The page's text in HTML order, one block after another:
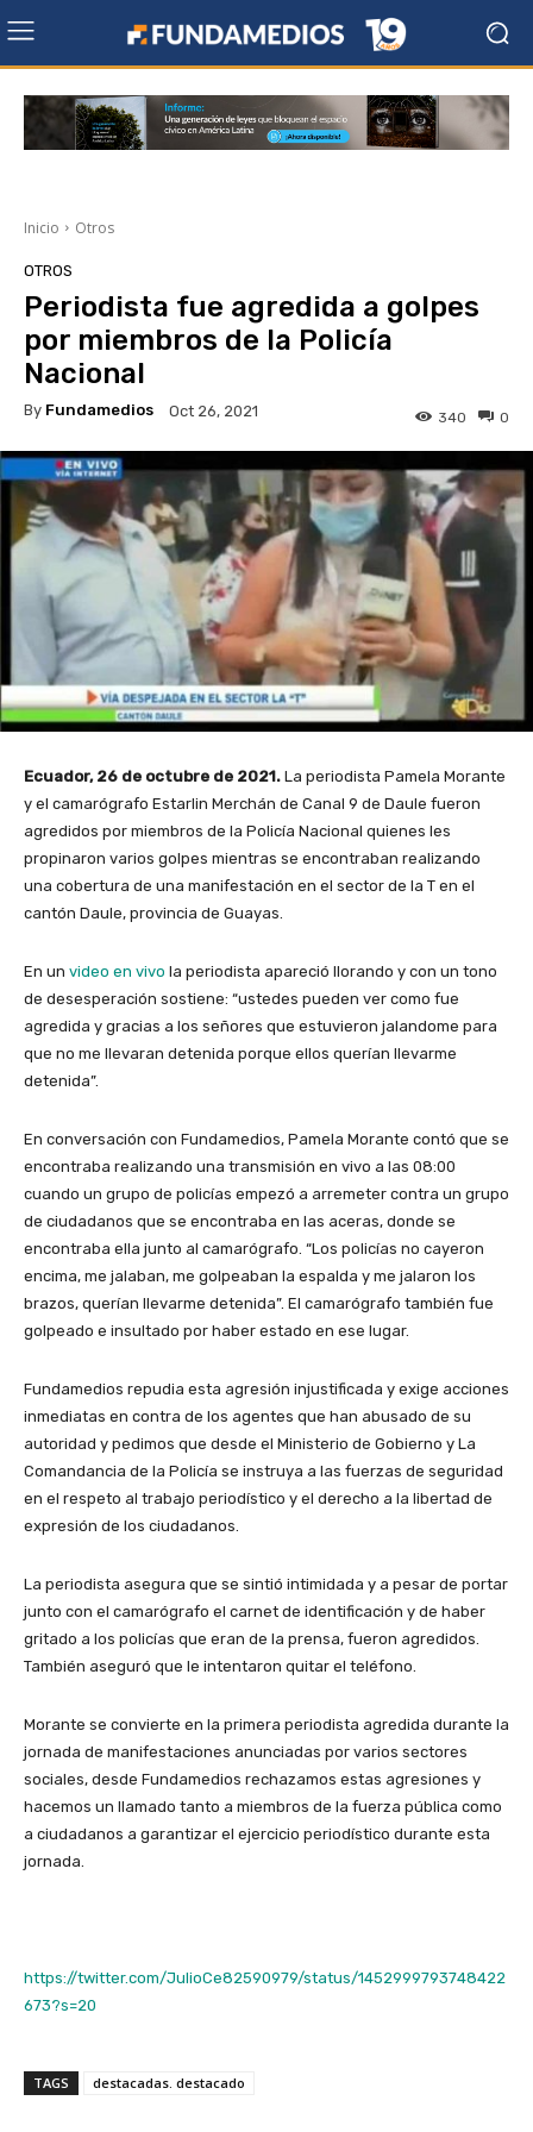
Inicio Otros
OTROS
Periodista fue agredida a golpes
por miembros de la Policía
Nacional
By Fundamedios Oct 26, 2021 0
340
Ecuador, 26 de octubre de 2021. La periodista Pamela Morante
y el camarógrafo Estarlin Merchán de Canal 9 de Daule fueron
agredidos por miembros de la Policía Nacional quienes les
propinaron varios golpes mientras se encontraban realizando
una cobertura de una manifestación en el sector de la T en el
cantón Daule, provincia de Guayas.
En un video en vivo la periodista apareció llorando y con un tono
de desesperación sostiene: “ustedes pueden ver como fue
agredida y gracias a los señores que estuvieron jalandome para
que no me llevaran detenida porque ellos querían llevarme
detenida”.
En conversación con Fundamedios, Pamela Morante contó que se
encontraba realizando una transmisión en vivo a las 08:00
cuando un grupo de policías empezó a arremeter contra un grupo
de ciudadanos que se encontraba en las aceras, donde se
encontraba ella junto al camarógrafo. “Los policías no cayeron
encima, me jalaban, me golpeaban la espalda y me jalaron los
brazos, querían llevarme detenida”. El camarógrafo también fue
golpeado e insultado por haber estado en ese lugar.
Fundamedios repudia esta agresión injustificada y exige acciones
inmediatas en contra de los agentes que han abusado de su
autoridad y pedimos que desde el Ministerio de Gobierno y La
Comandancia de la Policía se instruya a las fuerzas de seguridad
en el respeto al trabajo periodístico y el derecho a la libertad de
expresión de los ciudadanos.
La periodista asegura que se sintió intimidada y a pesar de portar
junto con el camarógrafo el carnet de identificación y de haber
gritado a los policías que eran de la prensa, fueron agredidos.
También aseguró que le intentaron quitar el teléfono.
Morante se convierte en la primera periodista agredida durante la
jornada de manifestaciones anunciadas por varios sectores
sociales, desde Fundamedios rechazamos estas agresiones y
hacemos un llamado tanto a miembros de la fuerza pública como
a ciudadanos a garantizar el ejercicio periodístico durante esta
jornada.
https://twitter.com/JulioCe82590979/status/1452999793748422
673?s=20
TAGS destacadas. destacado